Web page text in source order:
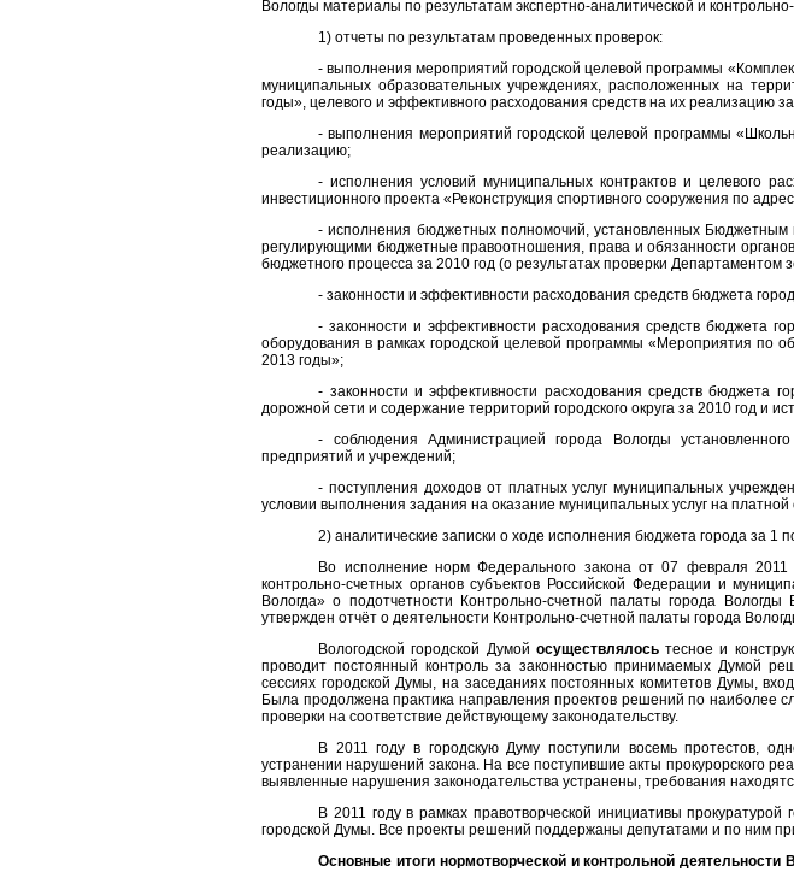
Вологды материалы по результатам экспертно-аналитической и
1) отчеты по результатам проведенных проверок:
- выполнения мероприятий городской целевой программы
муниципальных образовательных учреждениях, расположенных на
годы», целевого и эффективного расходования средств на их реализацию
- выполнения мероприятий городской целевой программы
реализацию;
- исполнения условий муниципальных контрактов и целевого
инвестиционного проекта «Реконструкция спортивного сооружения по
- исполнения бюджетных полномочий, установленных
регулирующими бюджетные правоотношения, права и обязанности
бюджетного процесса за 2010 год (о результатах проверки
- законности и эффективности расходования средств бюджета
- законности и эффективности расходования средств бюджета
оборудования в рамках городской целевой программы «Мероприятия по
2013 годы»;
- законности и эффективности расходования средств бюджета
дорожной сети и содержание территорий городского округа за 2010 год и
- соблюдения Администрацией города Вологды
предприятий и учреждений;
- поступления доходов от платных услуг муниципальных
условии выполнения задания на оказание муниципальных услуг на платной
2) аналитические записки о ходе исполнения бюджета города за 1
Во исполнение норм Федерального закона от 07 февраля
контрольно-счетных органов субъектов Российской Федерации и
Вологда» о подотчетности Контрольно-счетной палаты города
утвержден отчёт о деятельности Контрольно-счетной палаты города
Вологодской городской Думой осуществлялосьтесное и
проводит постоянный контроль за законностью принимаемых Думой
сессиях городской Думы, на заседаниях постоянных комитетов Думы,
Была продолжена практика направления проектов решений по наиболее
проверки на соответствие действующему законодательству.
В 2011 году в городскую Думу поступили восемь протестов,
устранении нарушений закона. На все поступившие акты прокурорского
выявленные нарушения законодательства устранены, требования
В 2011 году в рамках правотворческой инициативы
городской Думы. Все проекты решений поддержаны депутатами и по ним
Основные итоги нормотворческой и контрольной деятельности